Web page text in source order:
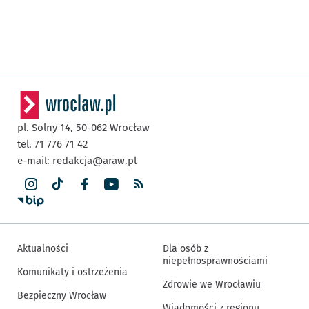
pl. Solny 14, 50-062 Wrocław
tel. 71 776 71 42
e-mail: redakcja@araw.pl
Aktualności
Komunikaty i ostrzeżenia
Bezpieczny Wrocław
Dla osób z
niepełnosprawnościami
Zdrowie we Wrocławiu